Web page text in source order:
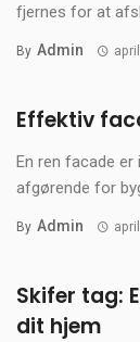
fjernes for at
By Admin
Effektiv
En ren facade
afgørende for
By Admin
Skifer tag:
dit hjem